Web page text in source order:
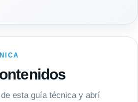
esta guía técnica y abrí